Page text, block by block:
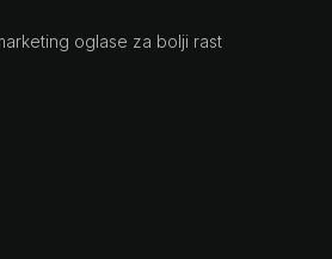
oglase za bolji rast
+49 30 56844455